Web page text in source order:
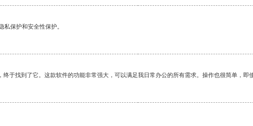
保护和安全性保护。
于找到了它。这款软件的功能非常强大，可以满足我日常办公的所有需求。操作也很简单，即